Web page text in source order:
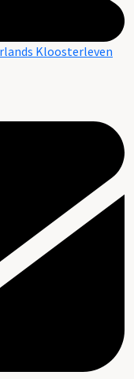
Kloosterleven